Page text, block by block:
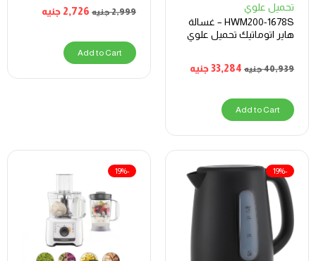
تحميل علوي
HWM200-1678S – غسالة
هاير اتوماتيك تحميل علوي
40,939جنيه 33,284جنيه
Add to Cart
2,999جنيه 2,726 جنيه
Add to Cart
-19%
-19%